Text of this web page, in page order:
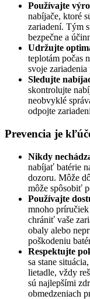
Používajte
nabíjače, ktoré
zariadení. Tým
bezpečne a
Udržujte
teplotám počas
svoje
Sledujte
skontrolujte
neobvyklé
odpojte
Prevencia je
Nikdy
nabíjať batérie
dozoru. Môže
môže spôsobiť
Používajte
mnoho
chrániť vaše
obaly alebo
poškodeniu
Respektujte
sa stane
lietadle, vždy
sú najlepšími
obmedzeniach